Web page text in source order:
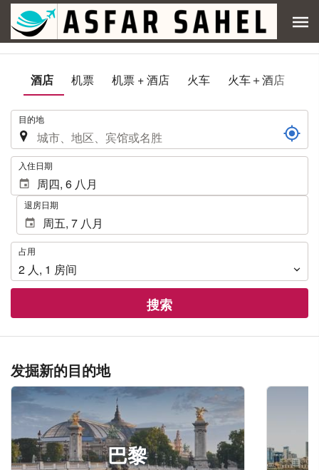
酒店 机票 机票 + 酒店 火车 火车＋酒店
. 目的地
. 入住日期
退房日期
占
用
占用
2 人 , 1 房间
搜索
发掘新的目的地
巴黎